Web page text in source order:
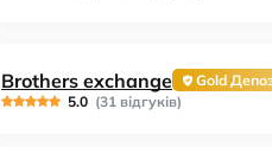
Brothers exchange
Gold
5.0 (31 відгуків)